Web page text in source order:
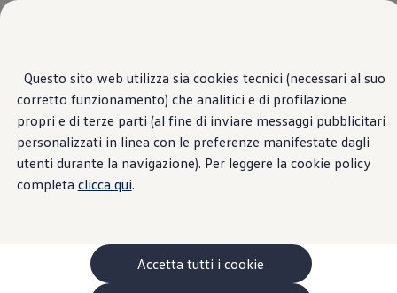
Questo sito web utilizza sia cookies tecnici (necessari al suo
corretto funzionamento) che analitici e di profilazione
propri e di terze parti (al fine di inviare messaggi pubblicitari
personalizzati in linea con le preferenze manifestate dagli
utenti durante la navigazione). Per leggere la cookie policy
completa clicca qui.
Accetta tutti i cookie
Passa ai
contenuti
principali
Passa
a
fondo
pagina
VanLife
Pick-up
Veicoli Commerciali Elettrici
Van
Modelli precedenti
Confronta i modelli
Configurazioni salvate
Volkswagen Auto
Acquista il tuo Veicolo Volkswagen
Ecoincentivi Volkswagen
5 Plus
Usato Certificato
Panoramica Versioni Motori Esterni Interni Ruote
18 Modelli
Disponibile anche in versione ibrida